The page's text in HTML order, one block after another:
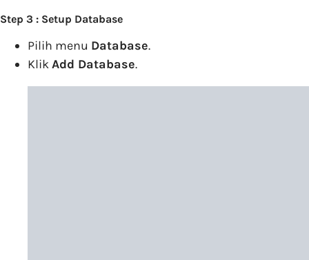
Step 3 : Setup Database
Pilih menu Database.
KlikAdd Database.